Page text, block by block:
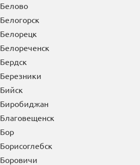
Белово
Белогорск
Белорецк
Белореченск
Бердск
Березники
Бийск
Биробиджан
Благовещенск
Бор
Борисоглебск
Боровичи